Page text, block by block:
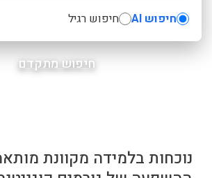
חיפוש AI חיפוש רגיל
חיפוש מתקדם
נוכחות בלמידה מקוונת